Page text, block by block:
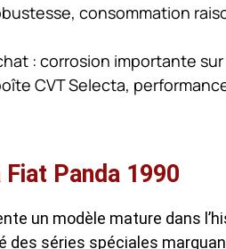
consommation
: corrosion importante
CVT Selecta,
Panda 1990
un modèle mature dans
des séries spéciales